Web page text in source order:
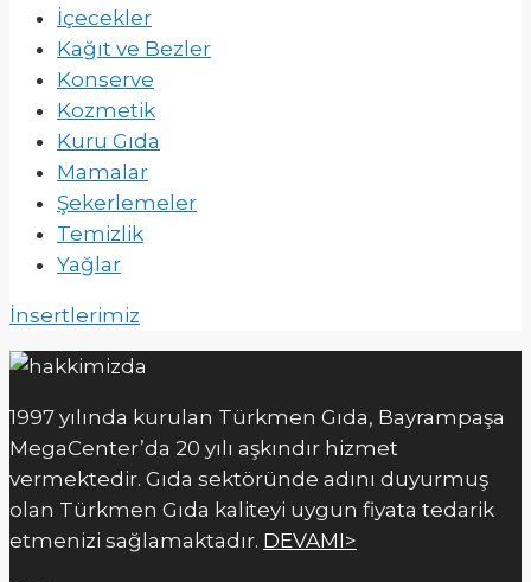
İçecekler
Kağıt ve Bezler
Konserve
Kozmetik
Kuru Gıda
Mamalar
Şekerlemeler
Temizlik
Yağlar
İnsertlerimiz
1997 yılında kurulan Türkmen Gıda, Bayrampaşa
MegaCenter’da 20 yılı aşkındır hizmet
vermektedir. Gıda sektöründe adını duyurmuş
olan Türkmen Gıda kaliteyi uygun fiyata tedarik
etmenizi sağlamaktadır. DEVAMI>